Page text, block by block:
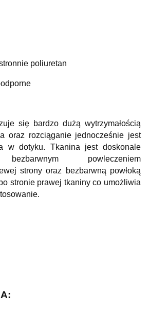
poliuretan
się bardzo dużą wytrzymałością
oraz rozciąganie jednocześnie jest
w dotyku. Tkanina jest doskonale
bezbarwnym powleczeniem
strony oraz bezbarwną powłoką
stronie prawej tkaniny co umożliwia